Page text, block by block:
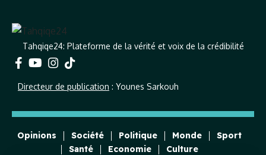
Tahqiqe24: Plateforme de la vérité et voix de la crédibilité
Directeur de publication : Younes Sarkouh
Opinions Société Politique Monde
Sport
Santé
Economie Culture